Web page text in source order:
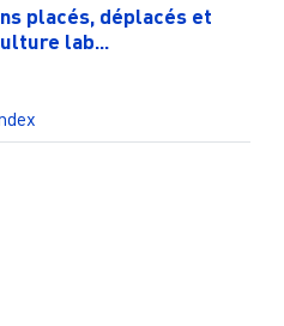
placés, déplacés et
lab...